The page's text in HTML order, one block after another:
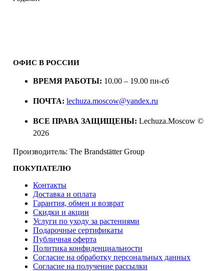
ОФИС В РОССИИ
ВРЕМЯ РАБОТЫ: 10.00 – 19.00 пн-сб
ПОЧТА: lechuza.moscow@yandex.ru
ВСЕ ПРАВА ЗАЩИЩЕНЫ: Lechuza.Moscow ©
2026
Производитель: The Brandstätter Group
ПОКУПАТЕЛЮ
Контакты
Доставка и оплата
Гарантия, обмен и возврат
Скидки и акции
Услуги по уходу за растениями
Подарочные сертификаты
Публичная оферта
Политика конфиденциальности
Согласие на обработку персональных данных
Согласие на получение рассылки